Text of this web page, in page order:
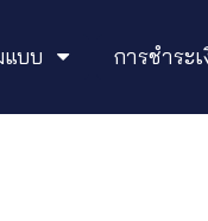
บบ การชำระ